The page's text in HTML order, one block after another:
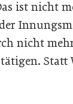
ist nicht
nicht
Statt